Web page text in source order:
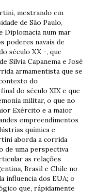
mestrando em
de São Paulo,
Diplomacia num mar
poderes navais de
século XX -, que
Silvia Capanema e José
armamentista que se
do
do século XIX e que
militar, o que no
Exército e a maior
empreendimentos
química e
aborda a corrida
de uma perspectiva
as relações
Brasil e Chile no
influencia dos EUA; o
que, rápidamente